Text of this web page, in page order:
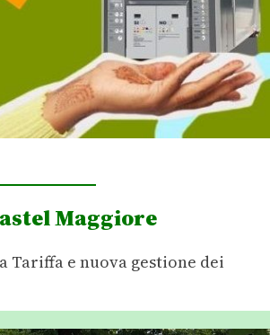
Maggiore
Tariffa e nuova gestione dei